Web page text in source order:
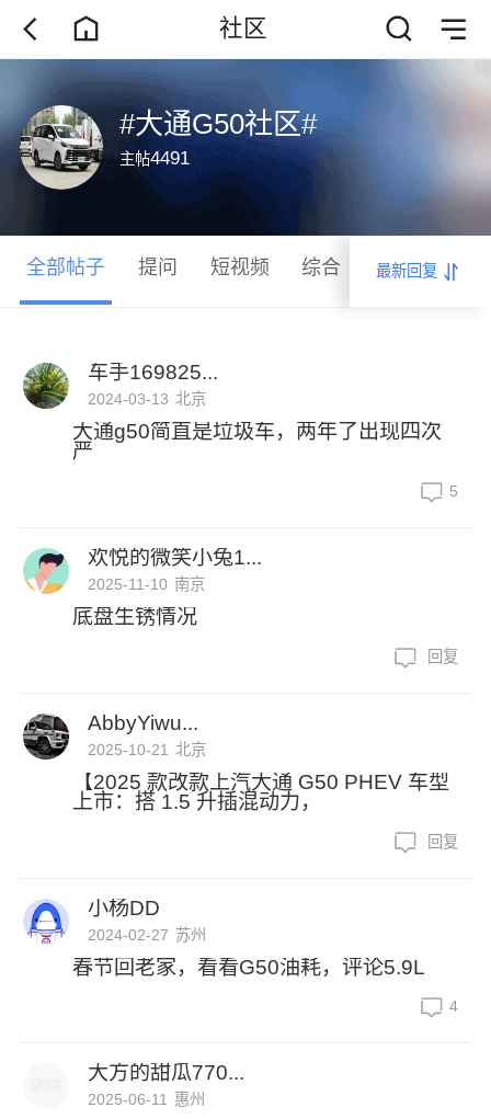
社区
#大通G50社区#
主帖4491
全部帖子 提问 短视频 综合 保养 改装
最新回复
车手169825...
2024-03-13 北京
大通g50简直是垃圾车，两年了出现四次
严
5
欢悦的微笑小兔1...
2025-11-10 南京
底盘生锈情况
回复
AbbyYiwu...
2025-10-21 北京
【2025 款改款上汽大通 G50 PHEV 车型
上市：搭 1.5 升插混动力，
回复
小杨DD
2024-02-27 苏州
春节回老家，看看G50油耗，评论5.9L
4
大方的甜瓜770...
2025-06-11 惠州